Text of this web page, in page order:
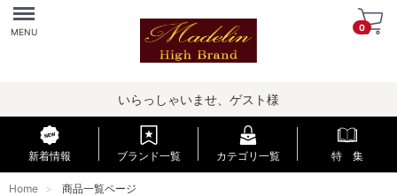
Menu
MENU 0
いらっしゃいませ、ゲスト様
新着情報 ブランド一覧 カテゴリ一覧 特 集
Home 商品一覧ページ